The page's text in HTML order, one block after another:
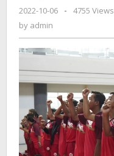
2022-10-06
by
-
4755 Views
by admin